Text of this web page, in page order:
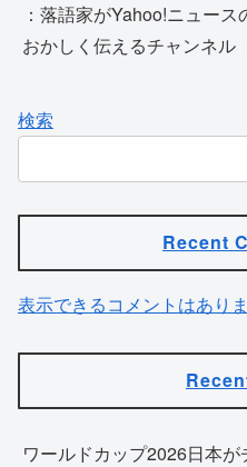
：落語家がYahoo!ニュー
おかしく伝えるチャンネル
検索
Recent
表示できるコメントはありま
ワールドカップ2026日本